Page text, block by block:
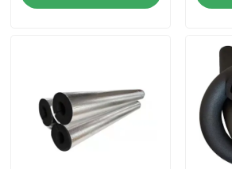
熱絶縁材のグラス ウール
ロックウールサンドイッチパネル
ポリウレタンサンドイッチパネル